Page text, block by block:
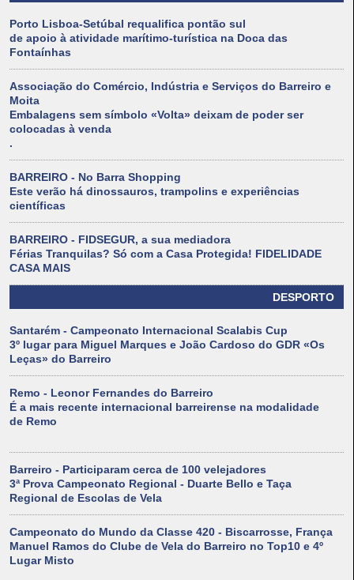
Porto Lisboa-Setúbal requalifica pontão sul
de apoio à atividade marítimo-turística na Doca das
Fontaínhas
Associação do Comércio, Indústria e Serviços do Barreiro e
Moita
Embalagens sem símbolo «Volta» deixam de poder ser
colocadas à venda
.
BARREIRO - No Barra Shopping
Este verão há dinossauros, trampolins e experiências
científicas
BARREIRO - FIDSEGUR, a sua mediadora
Férias Tranquilas? Só com a Casa Protegida! FIDELIDADE
CASA MAIS
DESPORTO
Santarém - Campeonato Internacional Scalabis Cup
3º lugar para Miguel Marques e João Cardoso do GDR «Os
Leças» do Barreiro
Remo - Leonor Fernandes do Barreiro
É a mais recente internacional barreirense na modalidade
de Remo
Barreiro - Participaram cerca de 100 velejadores
3ª Prova Campeonato Regional - Duarte Bello e Taça
Regional de Escolas de Vela
Campeonato do Mundo da Classe 420 - Biscarrosse, França
Manuel Ramos do Clube de Vela do Barreiro no Top10 e 4º
Lugar Misto